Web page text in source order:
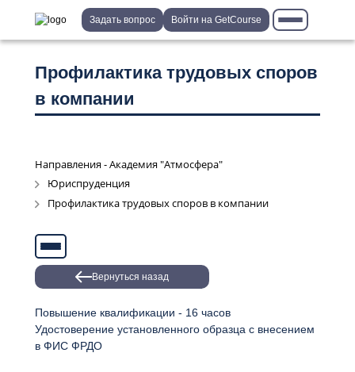
Задать вопрос Войти на GetCourse
Профилактика трудовых споров
в компании
Направления - Академия "Атмосфера"
Юриспруденция
Профилактика трудовых споров в компании
Вернуться назад
Повышение квалификации - 16 часов
Удостоверение установленного образца с внесением
в ФИС ФРДО